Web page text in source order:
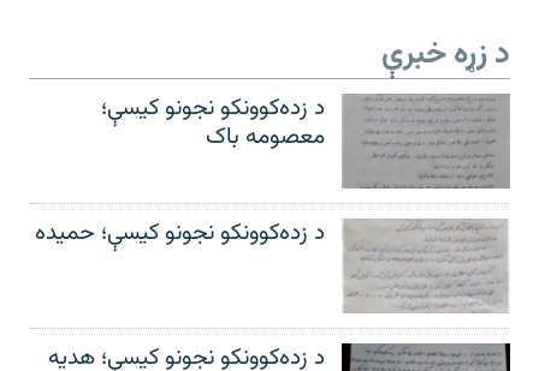
د زړه خبرې
د زده‌کوونکو نجونو کیسې؛
معصومه باک
د زده‌کوونکو نجونو کیسې؛ حمیده
د زده‌کوونکو نجونو کیسې؛ هدیه